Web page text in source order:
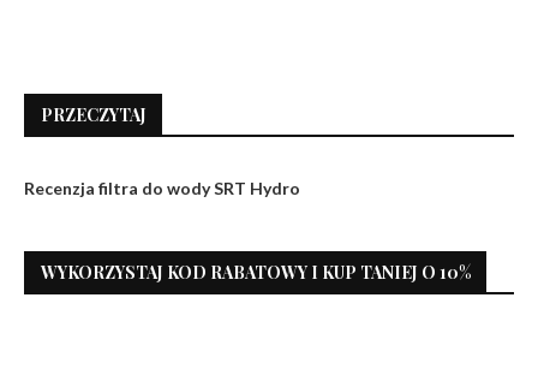
PRZECZYTAJ
Recenzja filtra do wody SRT Hydro
WYKORZYSTAJ KOD RABATOWY I KUP TANIEJ O 10%